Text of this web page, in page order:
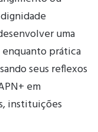
uma
prática
seus reflexos
em
instituições